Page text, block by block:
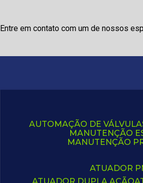
Entre em contato com um de nossos
AUTOMAÇÃO DE
MANUTENÇÃO
MANUTENÇÃO
ATUADOR